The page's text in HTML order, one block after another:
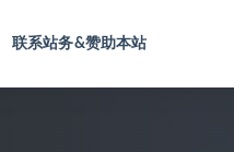
联系站务&赞助本站